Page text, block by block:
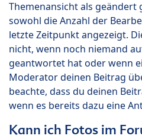
Themenansicht als geändert
sowohl die Anzahl der
letzte Zeitpunkt angezeigt.
nicht, wenn noch niemand
geantwortet hat oder wenn
Moderator deinen Beitrag
beachte, dass du deinen
wenn es bereits dazu eine
Kann ich Fotos im